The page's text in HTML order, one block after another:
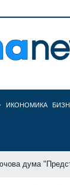
ИКОНОМИКА
дума